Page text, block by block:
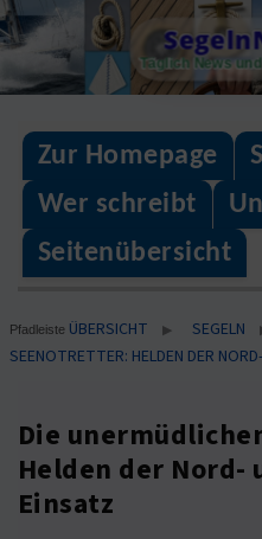
Skip
to
content
Täglich News
Zur Homepage
Wer schreibt
Seitenübersicht
Pfadleiste ÜBERSICHT ▶ SEGELN
SEENOTRETTER: HELDEN DER
Die
Helden der Nord-
Einsatz